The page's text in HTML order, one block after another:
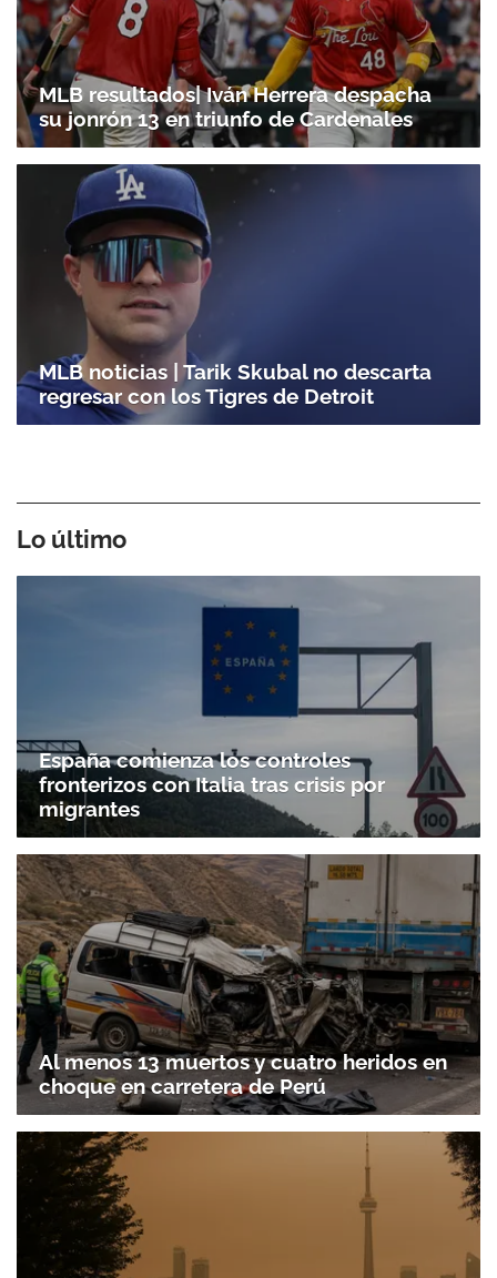
MLB resultados| Iván Herrera despacha
su jonrón 13 en triunfo de Cardenales
MLB noticias | Tarik Skubal no descarta
regresar con los Tigres de Detroit
Lo último
España comienza los controles
fronterizos con Italia tras crisis por
migrantes
Al menos 13 muertos y cuatro heridos en
choque en carretera de Perú